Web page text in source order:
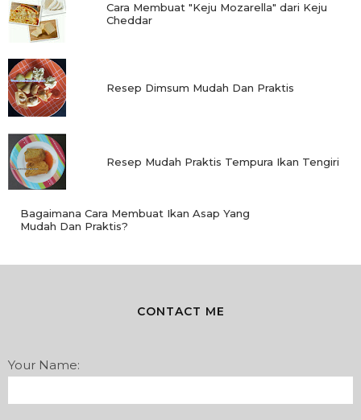
Cara Membuat "Keju Mozarella" dari Keju
Cheddar
Resep Dimsum Mudah Dan Praktis
Resep Mudah Praktis Tempura Ikan Tengiri
Bagaimana Cara Membuat Ikan Asap Yang
Mudah Dan Praktis?
CONTACT ME
Your Name: